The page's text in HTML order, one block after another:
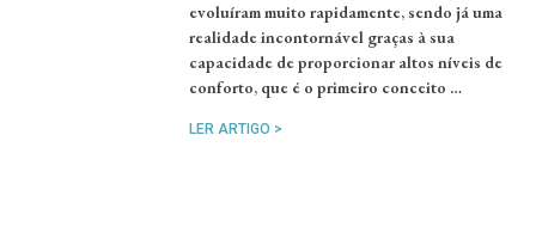
evoluíram muito rapidamente, sendo já uma
realidade incontornável graças à sua
capacidade de proporcionar altos níveis de
conforto, que é o primeiro conceito …
LER ARTIGO >